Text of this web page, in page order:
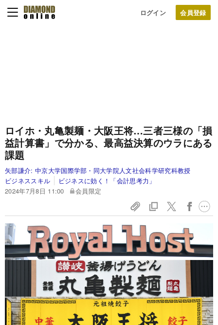
ログイン
ロイホ・丸亀製麺・大阪王将…三者三様の「損
益計算書」で分かる、最高益決算のウラにある
課題
矢部謙介: 中京大学国際学部・同大学院人文社会科学研究科教授
ビジネススキル
ビジネスに効く！「会計思考力」
2024年7月8日 11:00
会員限定